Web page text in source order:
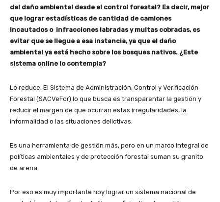
del daño ambiental desde el control forestal? Es decir, mejor
que lograr estadísticas de cantidad de camiones
incautados o infracciones labradas y multas cobradas, es
evitar que se llegue a esa instancia, ya que el daño
ambiental ya está hecho sobre los bosques nativos. ¿Este
sistema online lo contempla?
Lo reduce. El Sistema de Administración, Control y Verificación
Forestal (SACVeFor) lo que busca es transparentar la gestión y
reducir el margen de que ocurran estas irregularidades, la
informalidad o las situaciones delictivas.
Es una herramienta de gestión más, pero en un marco integral de
políticas ambientales y de protección forestal suman su granito
de arena.
Por eso es muy importante hoy lograr un sistema nacional de